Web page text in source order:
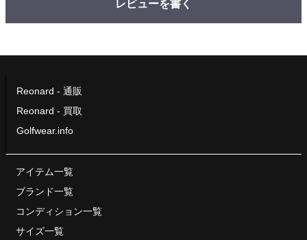
レビューを書く
Reonard - 通販
Reonard - 買取
Golfwear.info
アイテム一覧
ブランド一覧
コンディション一覧
サイズ一覧